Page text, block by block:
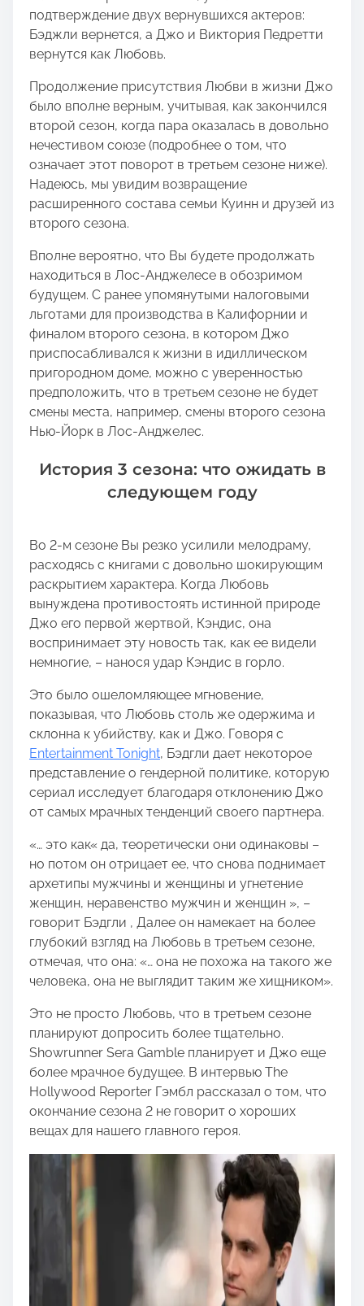
подтверждение двух вернувшихся актеров:
Бэджли вернется, а Джо и Виктория Педретти
вернутся как Любовь.
Продолжение присутствия Любви в жизни Джо
было вполне верным, учитывая, как закончился
второй сезон, когда пара оказалась в довольно
нечестивом союзе (подробнее о том, что
означает этот поворот в третьем сезоне ниже).
Надеюсь, мы увидим возвращение
расширенного состава семьи Куинн и друзей из
второго сезона.
Вполне вероятно, что Вы будете продолжать
находиться в Лос-Анджелесе в обозримом
будущем. С ранее упомянутыми налоговыми
льготами для производства в Калифорнии и
финалом второго сезона, в котором Джо
приспосабливался к жизни в идиллическом
пригородном доме, можно с уверенностью
предположить, что в третьем сезоне не будет
смены места, например, смены второго сезона
Нью-Йорк в Лос-Анджелес.
История 3 сезона: что ожидать в
следующем году
Во 2-м сезоне Вы резко усилили мелодраму,
расходясь с книгами с довольно шокирующим
раскрытием характера. Когда Любовь
вынуждена противостоять истинной природе
Джо его первой жертвой, Кэндис, она
воспринимает эту новость так, как ее видели
немногие, – нанося удар Кэндис в горло.
Это было ошеломляющее мгновение,
показывая, что Любовь столь же одержима и
склонна к убийству, как и Джо. Говоря с
Entertainment Tonight, Бэдгли дает некоторое
представление о гендерной политике, которую
сериал исследует благодаря отклонению Джо
от самых мрачных тенденций своего партнера.
«… это как« да, теоретически они одинаковы –
но потом он отрицает ее, что снова поднимает
архетипы мужчины и женщины и угнетение
женщин, неравенство мужчин и женщин », –
говорит Бэдгли , Далее он намекает на более
глубокий взгляд на Любовь в третьем сезоне,
отмечая, что она: «… она не похожа на такого же
человека, она не выглядит таким же хищником».
Это не просто Любовь, что в третьем сезоне
планируют допросить более тщательно.
Showrunner Sera Gamble планирует и Джо еще
более мрачное будущее. В интервью The
Hollywood Reporter Гэмбл рассказал о том, что
окончание сезона 2 не говорит о хороших
вещах для нашего главного героя.